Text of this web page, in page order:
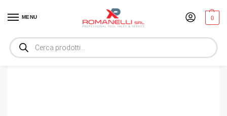
MENU 0
Home / Utensili manuali / Arredamento